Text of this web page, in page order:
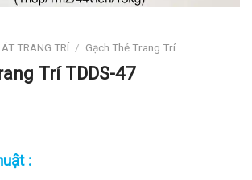
TRANG TRÍ / Gạch Thẻ Trang Trí
Trí TDDS-47
: